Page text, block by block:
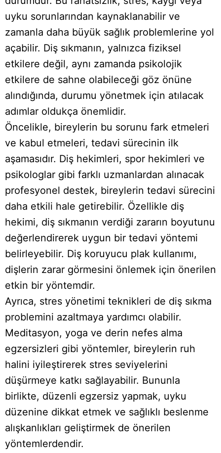
uyku sorunlarından kaynaklanabilir ve
zamanla daha büyük sağlık problemlerine yol
açabilir. Diş sıkmanın, yalnızca fiziksel
etkilere değil, aynı zamanda psikolojik
etkilere de sahne olabileceği göz önüne
alındığında, durumu yönetmek için atılacak
adımlar oldukça önemlidir.
Öncelikle, bireylerin bu sorunu fark etmeleri
ve kabul etmeleri, tedavi sürecinin ilk
aşamasıdır. Diş hekimleri, spor hekimleri ve
psikologlar gibi farklı uzmanlardan alınacak
profesyonel destek, bireylerin tedavi sürecini
daha etkili hale getirebilir. Özellikle diş
hekimi, diş sıkmanın verdiği zararın boyutunu
değerlendirerek uygun bir tedavi yöntemi
belirleyebilir. Diş koruyucu plak kullanımı,
dişlerin zarar görmesini önlemek için önerilen
etkin bir yöntemdir.
Ayrıca, stres yönetimi teknikleri de diş sıkma
problemini azaltmaya yardımcı olabilir.
Meditasyon, yoga ve derin nefes alma
egzersizleri gibi yöntemler, bireylerin ruh
halini iyileştirerek stres seviyelerini
düşürmeye katkı sağlayabilir. Bununla
birlikte, düzenli egzersiz yapmak, uyku
düzenine dikkat etmek ve sağlıklı beslenme
alışkanlıkları geliştirmek de önerilen
yöntemlerdendir.